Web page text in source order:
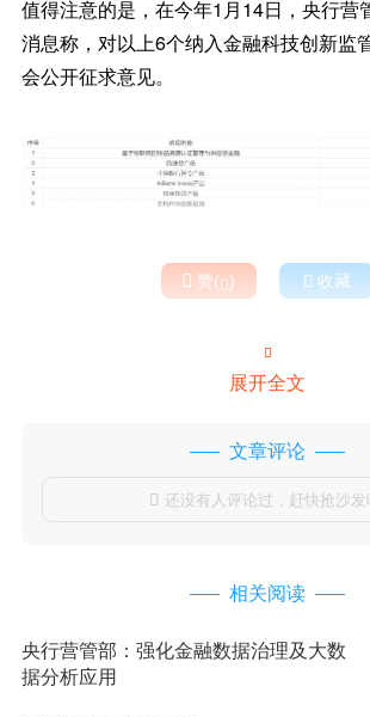
值得注意的是，在今年1月14日，央行营
消息称，对以上6个纳入金融科技创新监
会公开征求意见。
 赞()  收藏

展开全文
文章评论
 还没有人评论过，赶快抢沙发
相关阅读
央行营管部：强化金融数据治理及大数
据分析应用